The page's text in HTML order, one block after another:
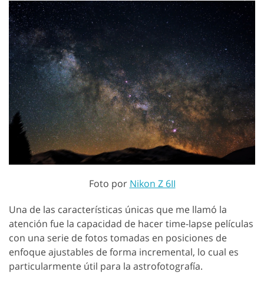
Foto por Nikon Z 6II
Una de las características únicas que me llamó la
atención fue la capacidad de hacer time-lapse películas
con una serie de fotos tomadas en posiciones de
enfoque ajustables de forma incremental, lo cual es
particularmente útil para la astrofotografía.